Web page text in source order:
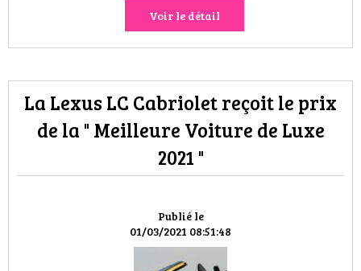
Voir le détail
Publié le
01/03/2021 08:51:48
La Lexus LC Cabriolet reçoit le prix
de la " Meilleure Voiture de Luxe
2021 "